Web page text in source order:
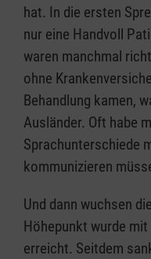
hat. In die ersten
nur eine Handvoll
waren manchmal
ohne
Behandlung kamen,
Ausländer. Oft habe
Sprachunterschiede
kommunizieren
Und dann wuchsen
Höhepunkt wurde
erreicht. Seitdem